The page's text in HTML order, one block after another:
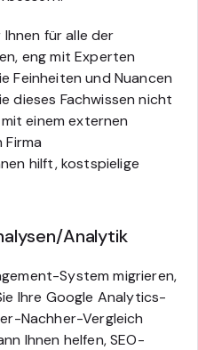
für alle der
eng mit Experten
Feinheiten und Nuancen
dieses Fachwissen nicht
einem externen
hilft, kostspielige
Analytik
System migrieren,
Ihre Google Analytics-
Nachher-Vergleich
Ihnen helfen, SEO-